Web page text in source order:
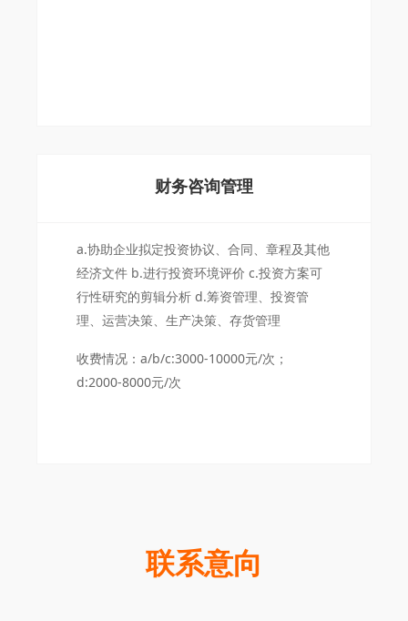
财务咨询管理
a.协助企业拟定投资协议、合同、章程及其他
经济文件 b.进行投资环境评价 c.投资方案可
行性研究的剪辑分析 d.筹资管理、投资管
理、运营决策、生产决策、存货管理
收费情况：a/b/c:3000-10000元/次；
d:2000-8000元/次
联系意向